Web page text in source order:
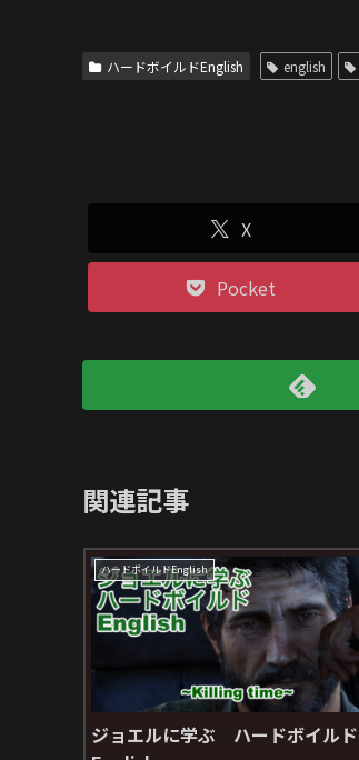
ハードボイルドEnglish english
X
Pocket
関連記事
ハードボイルドEnglish
ジョエルに学ぶ ハードボイルド